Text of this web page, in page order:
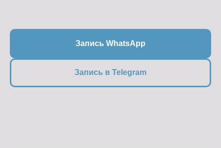
Запись WhatsApp
Запись в Telegram